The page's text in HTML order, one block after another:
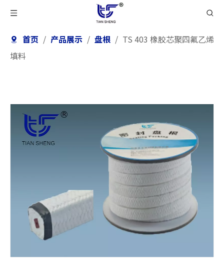
首页 / 产品展示 / 盘根 / TS 403 橡胶芯聚四氟乙烯
填料